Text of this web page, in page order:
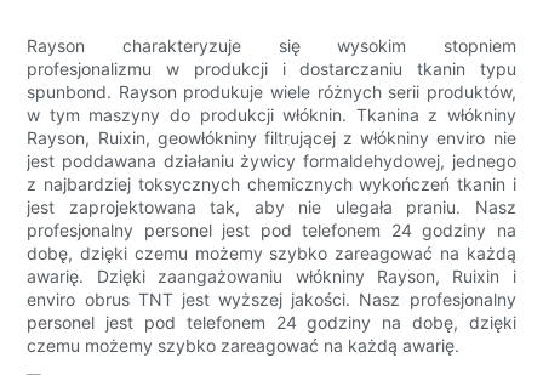
Rayson charakteryzuje się wysokim stopniem
profesjonalizmu w produkcji i dostarczaniu tkanin typu
spunbond. Rayson produkuje wiele różnych serii produktów,
w tym maszyny do produkcji włóknin. Tkanina z włókniny
Rayson, Ruixin, geowłókniny filtrującej z włókniny enviro nie
jest poddawana działaniu żywicy formaldehydowej, jednego
z najbardziej toksycznych chemicznych wykończeń tkanin i
jest zaprojektowana tak, aby nie ulegała praniu. Nasz
profesjonalny personel jest pod telefonem 24 godziny na
dobę, dzięki czemu możemy szybko zareagować na każdą
awarię. Dzięki zaangażowaniu włókniny Rayson, Ruixin i
enviro obrus TNT jest wyższej jakości. Nasz profesjonalny
personel jest pod telefonem 24 godziny na dobę, dzięki
czemu możemy szybko zareagować na każdą awarię.